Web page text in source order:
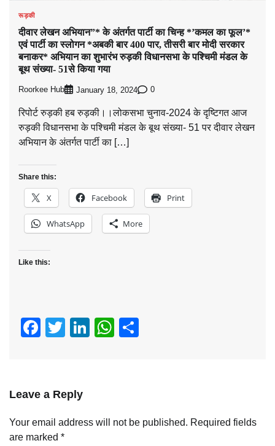
रूड़की
दीवार लेखन अभियान”* के अंतर्गत पार्टी का चिन्ह *’कमल का फूल’*
एवं पार्टी का स्लोगन *अबकी बार 400 पार, तीसरी बार मोदी सरकार
बनाकर* अभियान का शुभारंभ रुड़की विधानसभा के पश्चिमी मंडल के
बूथ संख्या- 51से किया गया
Roorkee Hub January 18, 2024 0
रिपोर्ट रुड़की हब रुड़की।।लोकसभा चुनाव-2024 के दृष्टिगत आज
रुड़की विधानसभा के पश्चिमी मंडल के बूथ संख्या- 51 पर दीवार लेखन
अभियान के अंतर्गत पार्टी का […]
Share this:
X Facebook Print
WhatsApp More
Like this:
Facebook
Twitter
LinkedIn
WhatsApp
Leave a Reply
Your email address will not be published. Required fields
are marked *